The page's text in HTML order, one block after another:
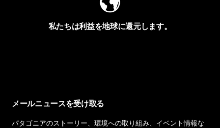
私たちは利益を地球に還元します。
メールニュースを受け取る
パタゴニアのストーリー、環境への取り組み、イベント情報な